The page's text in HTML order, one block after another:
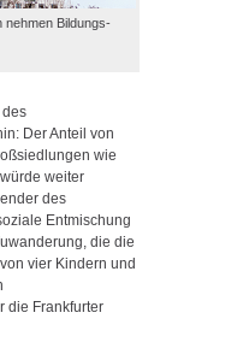
nehmen Bildungs-
des
Der Anteil von
wie
weiter
des
Entmischung
die die
vier Kindern und
die Frankfurter